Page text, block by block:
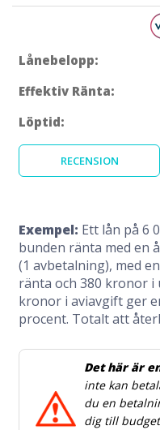
Lånebelopp:
Effektiv Ränta:
Löptid:
RECENSION
Exempel: Ett lån på 6
bunden ränta med en
(1 avbetalning), med
ränta och 380 kronor
kronor i aviavgift ger
procent. Totalt att
Det här är
inte kan
du en
dig till